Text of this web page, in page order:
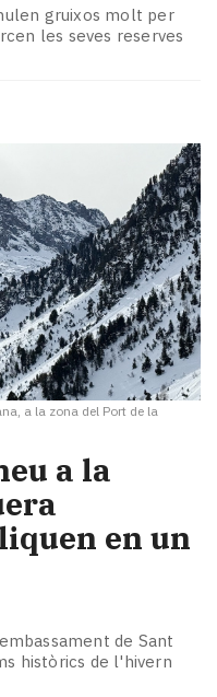
gruixos molt per
les seves reserves
a la zona del Port de la
a la
en un
de Sant
històrics de l'hivern